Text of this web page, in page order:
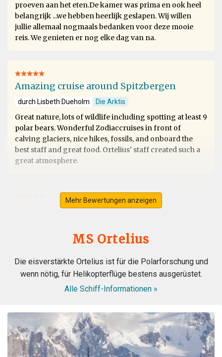
proeven aan het eten.De kamer was prima en ook heel
belangrijk ...we hebben heerlijk geslapen. Wij willen
jullie allemaal nogmaals bedanken voor deze mooie
reis. We genieten er nog elke dag van na.
Amazing cruise around Spitzbergen
durch Lisbeth Dueholm Die Arktis
Great nature, lots of wildlife including spotting at least 9
polar bears. Wonderful Zodiaccruises in front of
calving glaciers, nice hikes, fossils, and onboard the
best staff and great food. Ortelius' staff created such a
great atmosphere.
A lifelong dream became true. A fantastic extraordinary
crew. A wonderful magical landdcape. Very interesting
recaps and lots of great appreciated informations from
the experts. All in all the best trip in my lifetime. Thank
Mehr Bewertungen anzeigen
MS Ortelius
Die eisverstärkte Ortelius ist für die Polarforschung und
wenn nötig, für Helikopterflüge bestens ausgerüstet.
Alle Schiff-Informationen »